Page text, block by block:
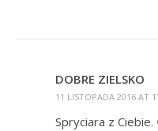
DOBRE ZIELSKO
11 LISTOPADA 2016 AT
Spryciara z Ciebie.